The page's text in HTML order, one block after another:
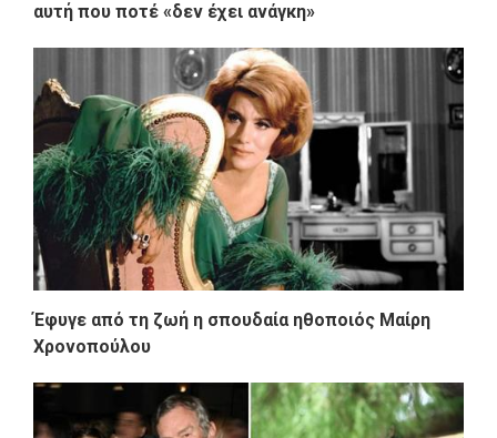
αυτή που ποτέ «δεν έχει ανάγκη»
Έφυγε από τη ζωή η σπουδαία ηθοποιός Μαίρη
Χρονοπούλου